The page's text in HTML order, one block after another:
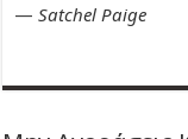
—Satchel Paige